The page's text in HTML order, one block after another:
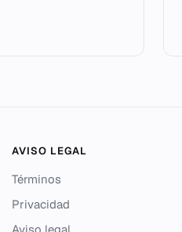
AVISO LEGAL
Términos
Privacidad